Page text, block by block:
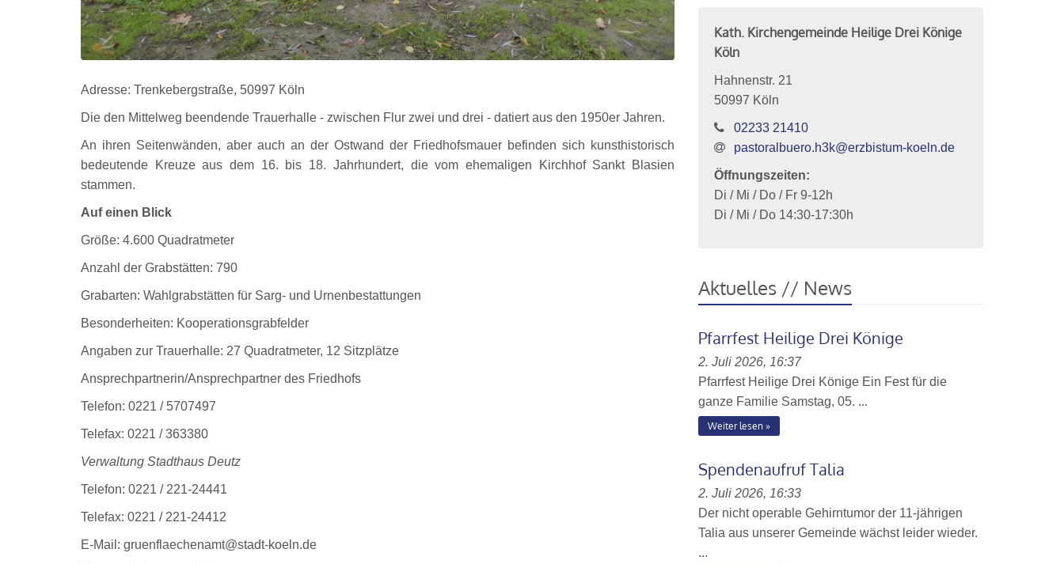
Adresse: Trenkebergstraße, 50997 Köln
Die den Mittelweg beendende Trauerhalle - zwischen Flur zwei und drei - datiert aus den 1950er Jahren.
An ihren Seitenwänden, aber auch an der Ostwand der Friedhofsmauer befinden sich kunsthistorisch
bedeutende Kreuze aus dem 16. bis 18. Jahrhundert, die vom ehemaligen Kirchhof Sankt Blasien
stammen.
Auf einen Blick
Größe: 4.600 Quadratmeter
Anzahl der Grabstätten: 790
Grabarten: Wahlgrabstätten für Sarg- und Urnenbestattungen
Besonderheiten: Kooperationsgrabfelder
Angaben zur Trauerhalle: 27 Quadratmeter, 12 Sitzplätze
Ansprechpartnerin/Ansprechpartner des Friedhofs
Telefon: 0221 / 5707497
Telefax: 0221 / 363380
Verwaltung Stadthaus Deutz
Telefon: 0221 / 221-24441
Telefax: 0221 / 221-24412
E-Mail: gruenflaechenamt@stadt-koeln.de
Kath. Kirchengemeinde Heilige Drei Könige
Köln
Hahnenstr. 21
50997 Köln
02233 21410
pastoralbuero.h3k@erzbistum-koeln.de
Öffnungszeiten:
Di / Mi / Do / Fr 9-12h
Di / Mi / Do 14:30-17:30h
Aktuelles // News
Pfarrfest Heilige Drei Könige
2. Juli 2026, 16:37
Pfarrfest Heilige Drei Könige Ein Fest für die
ganze Familie Samstag, 05. ...
Weiter lesen
Spendenaufruf Talia
2. Juli 2026, 16:33
Der nicht operable Gehirntumor der 11-jährigen
Talia aus unserer Gemeinde wächst leider wieder.
...